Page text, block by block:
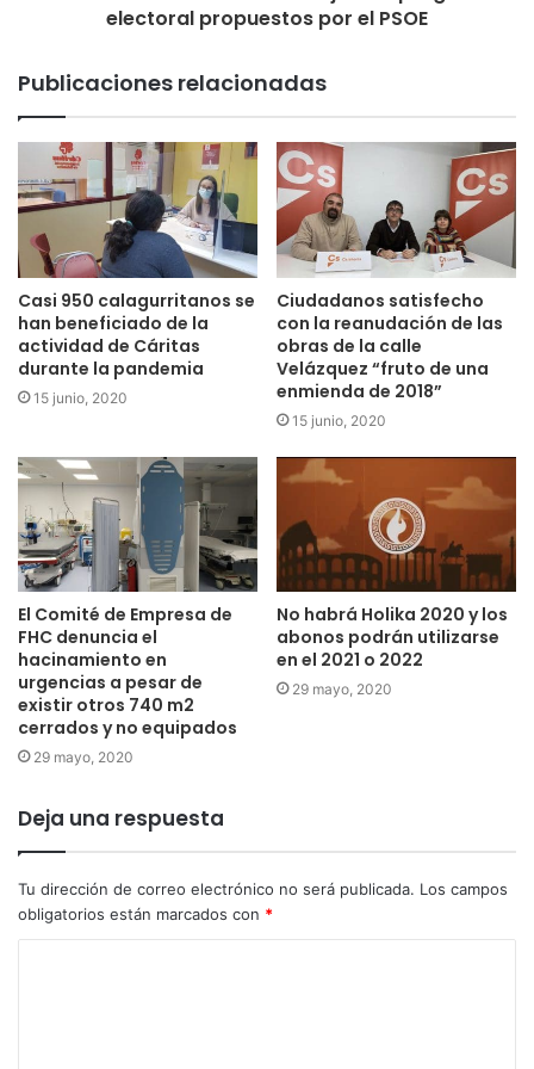
“situación geográfica privilegiada y abundante suelo
vacío—, hay que saber utilizarlas y rentabilizarlas”. “El
Estatuto de autonomía que pide el Partido Riojano”, ha
concluido el candidato regionalista a la Alcaldía de
Calahorra.
electoral propuestos por el PSOE
Publicaciones relacionadas
Casi 950 calagurritanos se
han beneficiado de la
actividad de Cáritas
durante la pandemia
15 junio, 2020
Ciudadanos satisfecho
con la reanudación de las
obras de la calle
Velázquez “fruto de una
enmienda de 2018”
15 junio, 2020
El Comité de Empresa de
FHC denuncia el
hacinamiento en
urgencias a pesar de
existir otros 740 m2
cerrados y no equipados
29 mayo, 2020
No habrá Holika 2020 y los
abonos podrán utilizarse
en el 2021 o 2022
29 mayo, 2020
Deja una respuesta
Tu dirección de correo electrónico no será publicada. Los campos
obligatorios están marcados con *